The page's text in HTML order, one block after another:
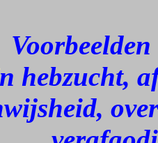
hebzucht,